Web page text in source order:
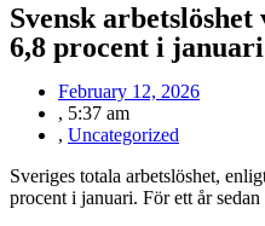
Svensk
6,8 procent i
February 12, 2026
, 5:37 am
, Uncategorized
Sveriges totala arbetslöshet,
procent i januari. För ett år